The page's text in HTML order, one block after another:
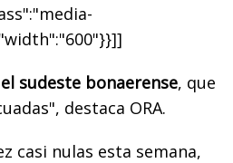
sudeste bonaerense, que
destaca ORA.
casi nulas esta semana,